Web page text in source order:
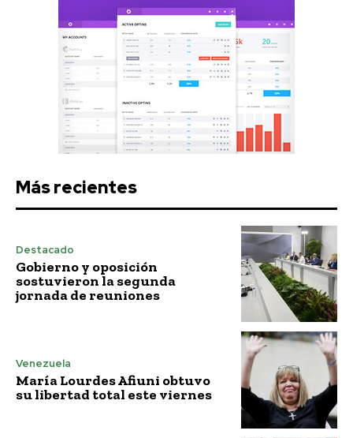
Más recientes
Destacado
Gobierno y oposición
sostuvieron la segunda
jornada de reuniones
Venezuela
María Lourdes Afiuni obtuvo
su libertad total este viernes